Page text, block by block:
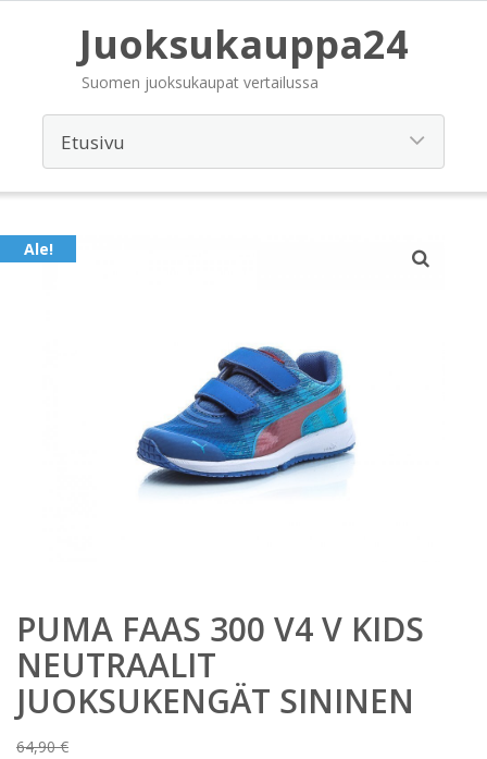
Juoksukauppa24
Suomen juoksukaupat vertailussa
Ale!
PUMA FAAS 300 V4 V KIDS
NEUTRAALIT
JUOKSUKENGÄT SININEN
64,90€